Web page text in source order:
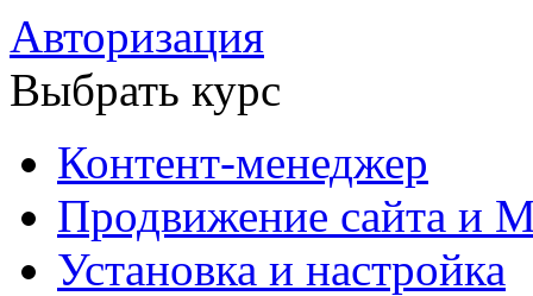
Авторизация
Выбрать курс
Контент-менеджер
Продвижение сайта и
Установка и настройка